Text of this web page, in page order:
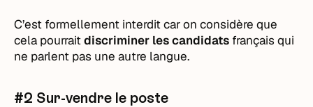
C’est formellement interdit car on considère que
cela pourraitdiscriminer les candidats français qui
ne parlent pas une autre langue.
#2 Sur-vendre le poste